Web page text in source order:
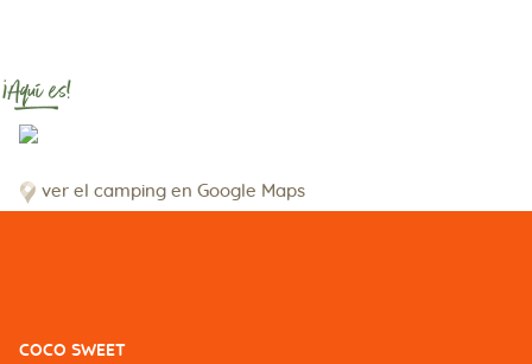
¡Aquí es!
ver el camping en Google Maps
COCO SWEET